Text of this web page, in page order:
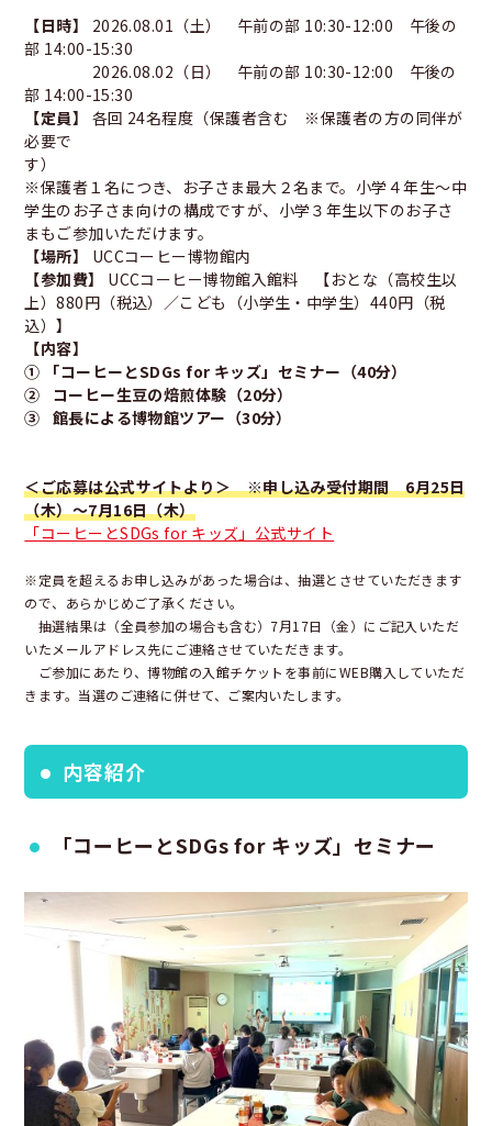
【日時】
2026.08.01（土） 午前の部 10:30-12:00 午後の
部 14:00-15:30
2026.08.02（日） 午前の部 10:30-12:00 午後の
部 14:00-15:30
【定員】
各回 24名程度（保護者含む ※保護者の方の同伴が
必要で
※保護者１名につき、お子さま最大２名まで。小学４年生～中
学生のお子さま向けの構成ですが、小学３年生以下のお子さ
まもご参加いただけます。
【場所】
UCCコーヒー博物館内
【参加費】
UCCコーヒー博物館入館料 【おとな（高校生以
上）880円（税込）／こども（小学生・中学生）440円（税
込）】
【内容】
① 「コーヒーとSDGs for キッズ」セミナー（40分）
② コーヒー生豆の焙煎体験（20分）
③ 館長による博物館ツアー（30分）
＜ご応募は公式サイトより＞ ※申し込み受付期間 6月25日
（木）～7月16日（木）
「コーヒーとSDGs for キッズ」公式サイト
※定員を超えるお申し込みがあった場合は、抽選とさせていただきます
ので、あらかじめご了承ください。
抽選結果は（全員参加の場合も含む）7月17日（金）にご記入いただ
いたメールアドレス先にご連絡させていただきます。
ご参加にあたり、博物館の入館チケットを事前にWEB購入していただ
きます。当選のご連絡に併せて、ご案内いたします。
内容紹介
「コーヒーとSDGs for キッズ」セミナー